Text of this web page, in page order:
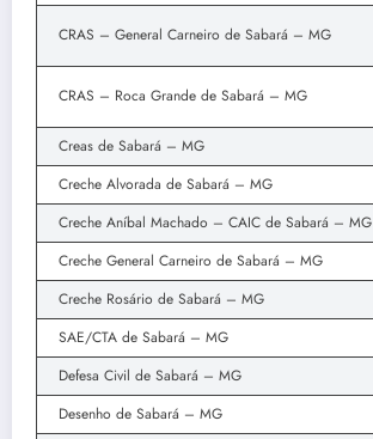
CRAS – General Carneiro de Sabará – MG
CRAS – Roca Grande de Sabará – MG
Creas de Sabará – MG
Creche Alvorada de Sabará – MG
Creche Aníbal Machado – CAIC de Sabará – MG
Creche General Carneiro de Sabará – MG
Creche Rosário de Sabará – MG
SAE/CTA de Sabará – MG
Defesa Civil de Sabará – MG
Desenho de Sabará – MG